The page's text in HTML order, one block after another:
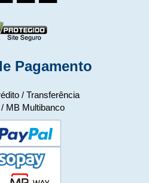
Pagamento
/ Transferência
MB Multibanco